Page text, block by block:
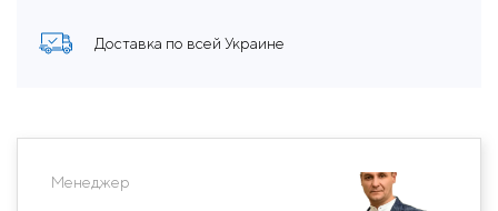
Доставка по всей Украине
Менеджер